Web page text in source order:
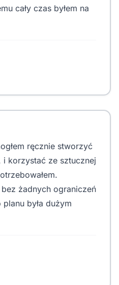
cały czas byłem na
ręcznie stworzyć
i korzystać ze sztucznej
żadnych ograniczeń
była dużym